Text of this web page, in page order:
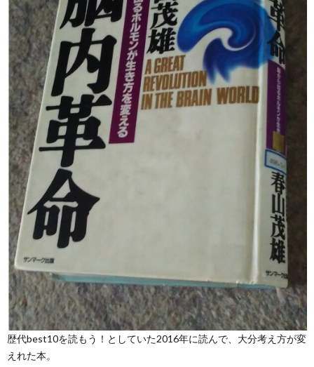
歴代best10を読もう！としていた2016年に読んで、大分考え方が変
えれた本。